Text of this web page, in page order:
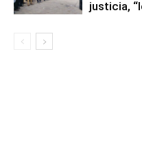
justicia,